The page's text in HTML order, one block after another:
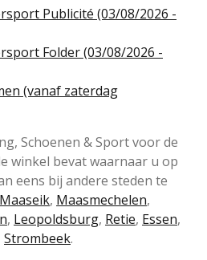
Publicité (03/08/2026 -
Folder (03/08/2026 -
(vanaf zaterdag
Schoenen & Sport voor de
winkel bevat waarnaar u op
eens bij andere steden te
Maaseik, Maasmechelen,
, Leopoldsburg, Retie, Essen,
Strombeek.